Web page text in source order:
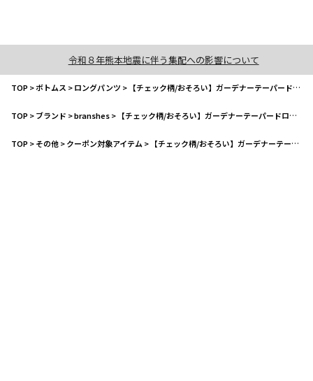
令和８年熊本地震に伴う集配への影響について
TOP>ボトムス >ロングパンツ > 【チェック柄/おそろい】ガーデナーテーパードロングパンツ
TOP>ブランド >branshes> 【チェック柄/おそろい】ガーデナーテーパードロングパンツ
TOP>その他>クーポン対象アイテム > 【チェック柄/おそろい】ガーデナーテーパードロングパンツ